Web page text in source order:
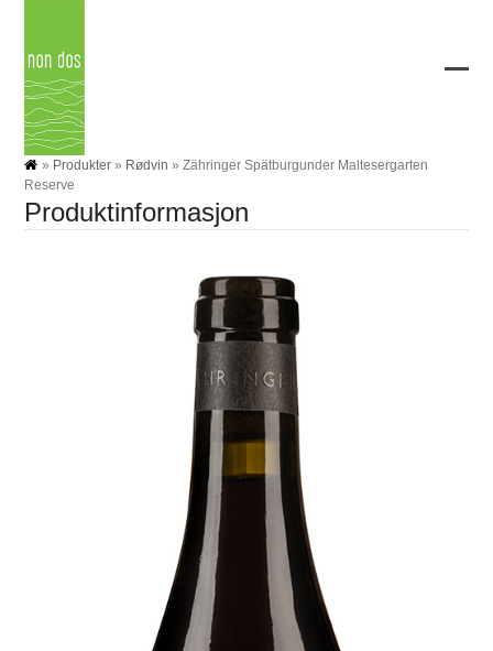
content
» Produkter » Rødvin »Zähringer Spätburgunder Maltesergarten
Reserve
Produktinformasjon